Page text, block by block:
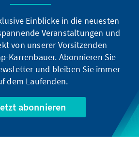
Einblicke in die neuesten
Veranstaltungen und
von unserer Vorsitzenden
Karrenbauer. Abonnieren Sie
und bleiben Sie immer
dem Laufenden.
abonnieren